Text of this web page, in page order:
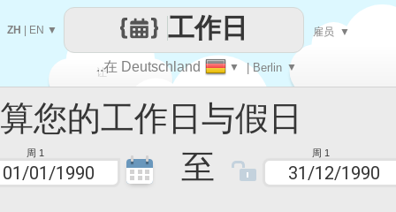
工作日与假日
周 1 至 周 1
让
每一天
..在 Deutschland ▼ | Berlin ▼
工作日
ZH EN ▼ 雇员 ▼